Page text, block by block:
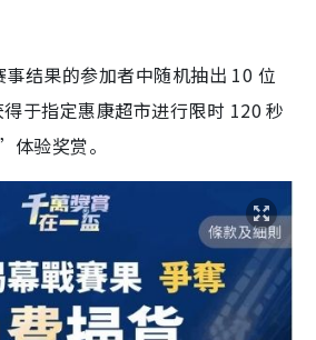
结果的参加者中随机抽出 10 位
于指定惠康超市进行限时 120 秒
验奖赏。